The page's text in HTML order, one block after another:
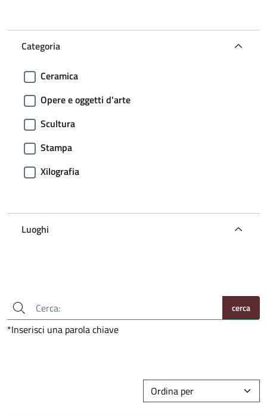
Categoria
Ceramica
Opere e oggetti d'arte
Scultura
Stampa
Xilografia
Luoghi
cerca
*Inserisci una parola chiave